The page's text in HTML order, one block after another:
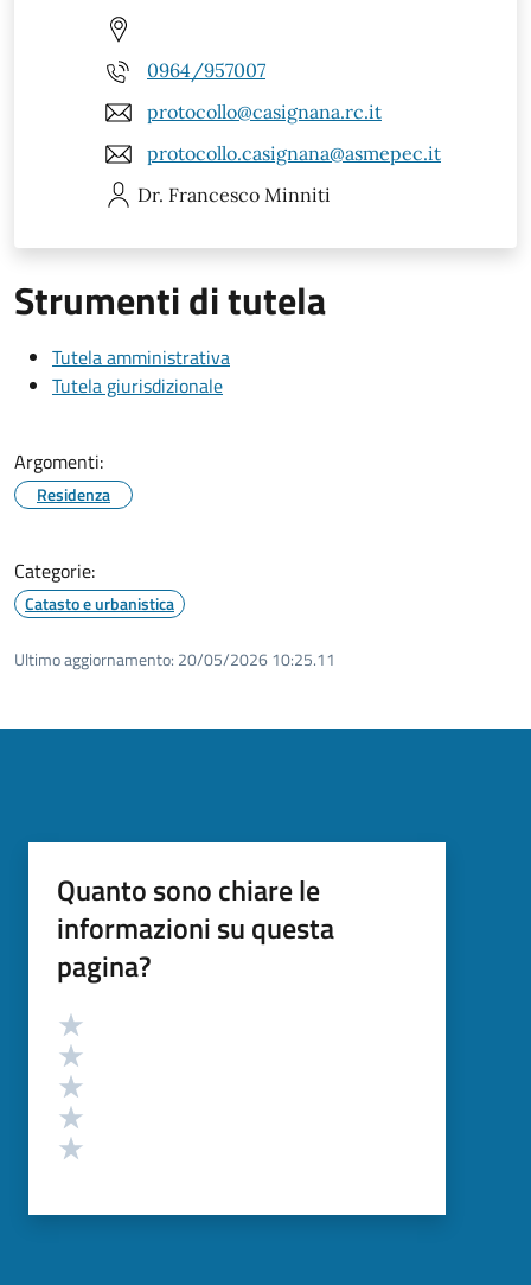
0964/957007
protocollo@casignana.rc.it
protocollo.casignana@asmepec.it
Dr. Francesco Minniti
Strumenti di tutela
Tutela amministrativa
Tutela giurisdizionale
Argomenti:
Residenza
Categorie:
Catasto e urbanistica
Ultimo aggiornamento: 20/05/2026 10:25.11
Quanto sono chiare le
informazioni su questa
pagina?
Valutazione